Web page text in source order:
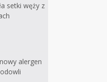
setki węży z
alergen